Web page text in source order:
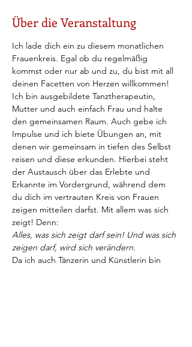
Über die Veranstaltung
Ich lade dich ein zu diesem monatlichen
Frauenkreis. Egal ob du regelmäßig
kommst oder nur ab und zu, du bist mit all
deinen Facetten von Herzen willkommen!
Ich bin ausgebildete Tanztherapeutin,
Mutter und auch einfach Frau und halte
den gemeinsamen Raum. Auch gebe ich
Impulse und ich biete Übungen an, mit
denen wir gemeinsam in tiefen des Selbst
reisen und diese erkunden. Hierbei steht
der Austausch über das Erlebte und
Erkannte im Vordergrund, während dem
du dich im vertrauten Kreis von Frauen
zeigen mitteilen darfst. Mit allem was sich
zeigt! Denn:
Alles, was sich zeigt darf sein! Und was sich
zeigen darf, wird sich verändern.
Da ich auch Tänzerin und Künstlerin bin